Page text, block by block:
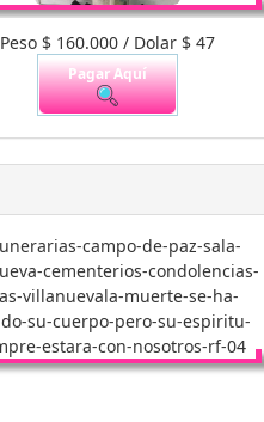
Peso $ 160.000 / Dolar $ 47
Pagar Aquí